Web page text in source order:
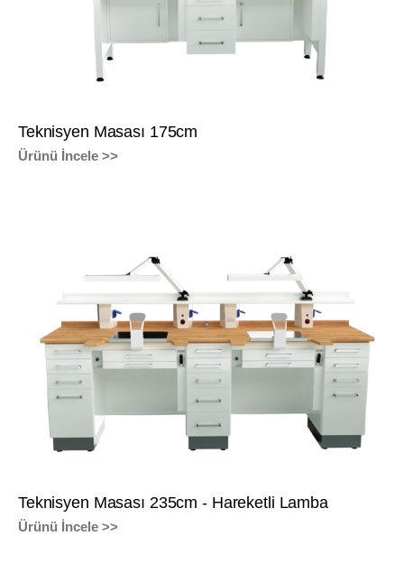
Teknisyen Masası 175cm
Ürünü İncele >>
Teknisyen Masası 235cm - Hareketli Lamba
Ürünü İncele >>